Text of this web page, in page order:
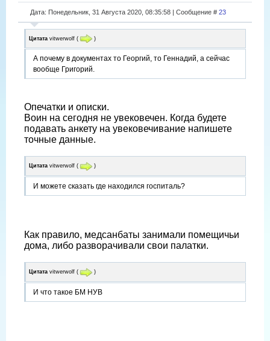
Дата: Понедельник, 31 Августа 2020, 08:35:58 | Сообщение # 23
Цитата vitwerwolf ( )
А почему в документах то Георгий, то Геннадий, а сейчас
вообще Григорий.
Опечатки и описки.
Воин на сегодня не увековечен. Когда будете
подавать анкету на увековечивание напишете
точные данные.
Цитата vitwerwolf ( )
И можете сказать где находился госпиталь?
Как правило, медсанбаты занимали помещичьи
дома, либо разворачивали свои палатки.
Цитата vitwerwolf ( )
И что такое БМ НУВ